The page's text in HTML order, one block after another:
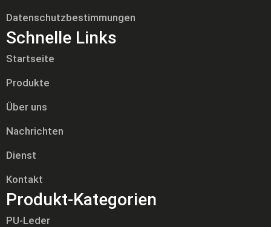
Datenschutzbestimmungen
Schnelle Links
Startseite
Produkte
Über uns
Nachrichten
Dienst
Kontakt
Produkt-Kategorien
PU-Leder